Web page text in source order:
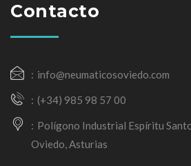
Contacto
info@neumaticosoviedo.com
(+34) 985 98 57 00
Polígono Industrial Espíritu
Oviedo, Asturias